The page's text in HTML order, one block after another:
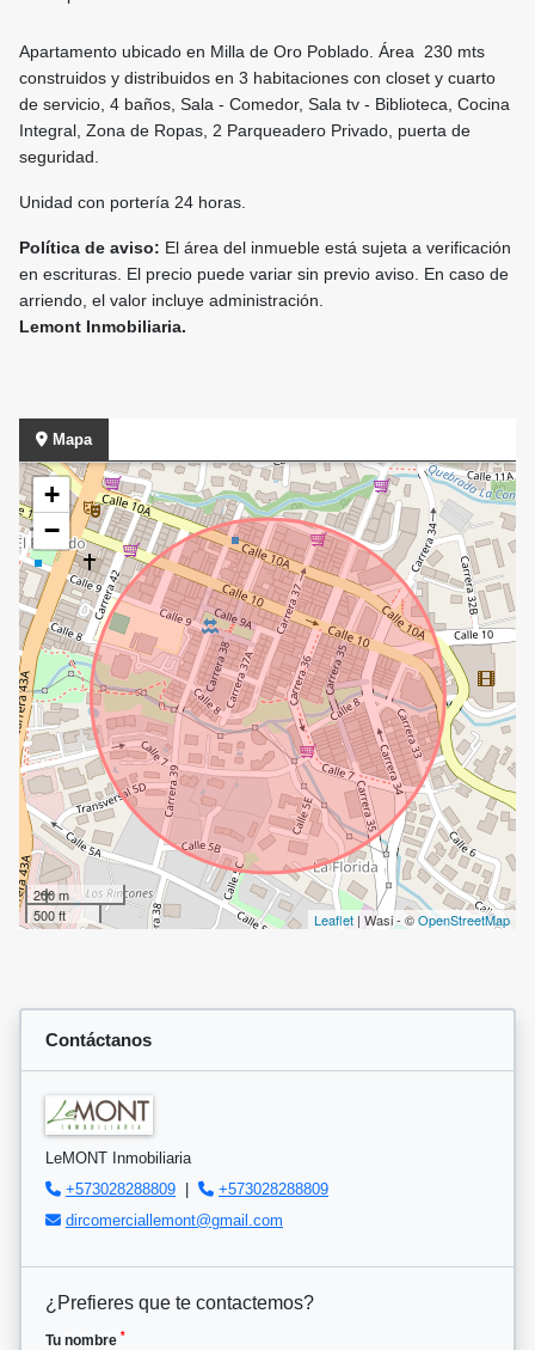
Apartamento ubicado en Milla de Oro Poblado. Área 230 mts
construidos y distribuidos en 3 habitaciones con closet y cuarto
de servicio, 4 baños, Sala - Comedor, Sala tv - Biblioteca, Cocina
Integral, Zona de Ropas, 2 Parqueadero Privado, puerta de
seguridad.
Unidad con portería 24 horas.
Política de aviso: El área del inmueble está sujeta a verificación
en escrituras. El precio puede variar sin previo aviso. En caso de
arriendo, el valor incluye administración.
Lemont Inmobiliaria.
Mapa
+
−
200 m
500 ft
Leaflet | Wasi - ©OpenStreetMap
Contáctanos
LeMONT Inmobiliaria
+573028288809 |
+573028288809
dircomerciallemont@gmail.com
¿Prefieres que te contactemos?
Tu nombre *